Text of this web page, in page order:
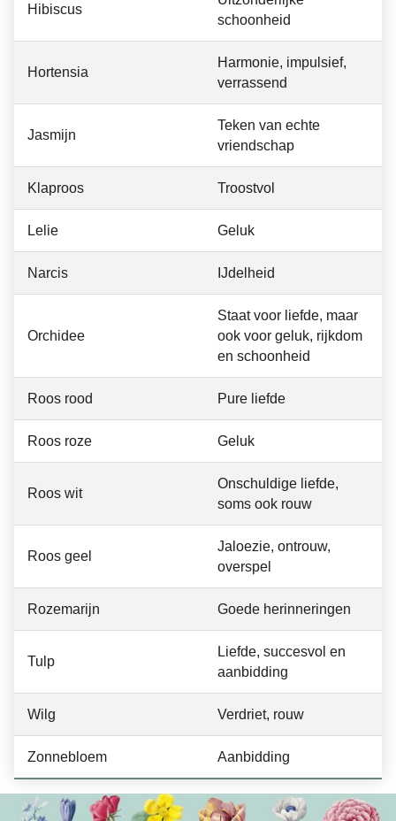
Hibiscus
schoonheid
Hortensia
Harmonie, impulsief,
verrassend
Jasmijn
Teken van echte
vriendschap
Klaproos Troostvol
Lelie Geluk
Narcis IJdelheid
Orchidee
Staat voor liefde, maar
ook voor geluk, rijkdom
en schoonheid
Roos rood Pure liefde
Roos roze Geluk
Roos wit
Onschuldige liefde,
soms ook rouw
Roos geel
Jaloezie, ontrouw,
overspel
Rozemarijn Goede herinneringen
Tulp
Liefde, succesvol en
aanbidding
Wilg Verdriet, rouw
Zonnebloem Aanbidding